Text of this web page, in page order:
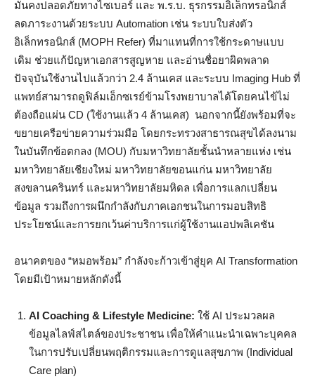
มั่นคงปลอดภัยทางไซเบอร์ และ พ.ร.บ. ธุรกรรมอิเล็กทรอนิกส์
ลดภาระงานด้วยระบบ Automation เช่น ระบบใบส่งตัว
อิเล็กทรอนิกส์ (MOPH Refer) ที่มาแทนที่การใช้กระดาษแบบ
เดิม ช่วยแก้ปัญหาเอกสารสูญหาย และอ่านชื่อยาผิดพลาด
ปัจจุบันใช้งานไปแล้วกว่า 2.4 ล้านเคส และระบบ Imaging Hub ที่
แพทย์สามารถดูฟิล์มเอ็กซเรย์ข้ามโรงพยาบาลได้โดยคนไข้ไม่
ต้องถือแผ่น CD (ใช้งานแล้ว 4 ล้านเคส) นอกจากนี้ยังพร้อมที่จะ
ขยายเครือข่ายความร่วมมือ โดยกระทรวงสาธารณสุขได้ลงนาม
ในบันทึกข้อตกลง (MOU) กับมหาวิทยาลัยชั้นนำหลายแห่ง เช่น
มหาวิทยาลัยเชียงใหม่ มหาวิทยาลัยขอนแก่น มหาวิทยาลัย
สงขลานครินทร์ และมหาวิทยาลัยมหิดล เพื่อการแลกเปลี่ยน
ข้อมูล รวมถึงการผนึกกำลังกับภาคเอกชนในการมอบสิทธิ
ประโยชน์และการยกเว้นค่าบริการแก่ผู้ใช้งานแอปพลิเคชัน
อนาคตของ “หมอพร้อม” กำลังจะก้าวเข้าสู่ยุค AI Transformation
โดยมีเป้าหมายหลักดังนี้
AI Coaching & Lifestyle Medicine: ใช้ AI ประมวลผล
ข้อมูลไลฟ์สไตล์ของประชาชน เพื่อให้คำแนะนำเฉพาะบุคคล
ในการปรับเปลี่ยนพฤติกรรมและการดูแลสุขภาพ (Individual
Care plan)